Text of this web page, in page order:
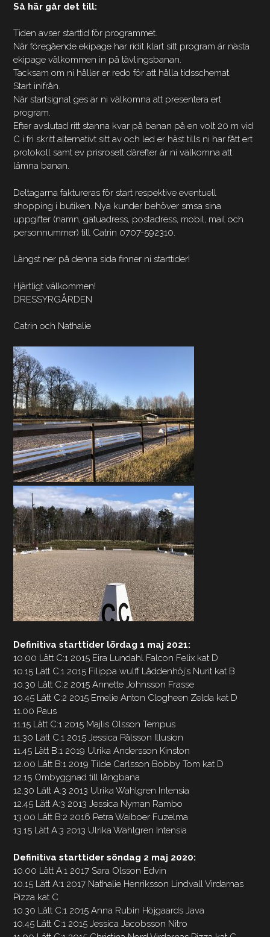
Så här går det till:
Tiden avser starttid för programmet.
När föregående ekipage har ridit klart sitt program är nästa
ekipage välkommen in på tävlingsbanan.
Tacksam om ni håller er redo för att hålla tidsschemat.
Start inifrån.
När startsignal ges är ni välkomna att presentera ert
program.
Efter avslutad ritt stanna kvar på banan på en volt 20 m vid
C i fri skritt alternativt sitt av och led er häst tills ni har fått ert
protokoll samt ev prisrosett därefter är ni välkomna att
lämna banan.
Deltagarna faktureras för start respektive eventuell
shopping i butiken. Nya kunder behöver smsa sina
uppgifter (namn, gatuadress, postadress, mobil, mail och
personnummer) till Catrin 0707-592310.
Längst ner på denna sida finner ni starttider!
Hjärtligt välkommen!
DRESSYRGÅRDEN
Catrin och Nathalie
Definitiva starttider lördag 1 maj 2021:
10.00 Lätt C:1 2015 Eira Lundahl Falcon Felix kat D
10.15 Lätt C:1 2015 Filippa wulff Låddenhöj’s Nurit kat B
10.30 Lätt C:2 2015 Annette Johnsson Frasse
10.45 Lätt C:2 2015 Emelie Anton Clogheen Zelda kat D
11.00 Paus
11.15 Lätt C:1 2015 Majlis Olsson Tempus
11.30 Lätt C:1 2015 Jessica Pålsson Illusion
11.45 Lätt B:1 2019 Ulrika Andersson Kinston
12.00 Lätt B:1 2019 Tilde Carlsson Bobby Tom kat D
12.15 Ombyggnad till långbana
12.30 Lätt A:3 2013 Ulrika Wahlgren Intensia
12.45 Lätt A:3 2013 Jessica Nyman Rambo
13.00 Lätt B:2 2016 Petra Waiboer Fuzelma
13.15 Lätt A:3 2013 Ulrika Wahlgren Intensia
Definitiva starttider söndag 2 maj 2020:
10.00 Lätt A:1 2017 Sara Olsson Edvin
10.15 Lätt A:1 2017 Nathalie Henriksson Lindvall Virdarnas
Pizza kat C
10.30 Lätt C:1 2015 Anna Rubin Höjgaards Java
10.45 Lätt C:1 2015 Jessica Jacobsson Nitro